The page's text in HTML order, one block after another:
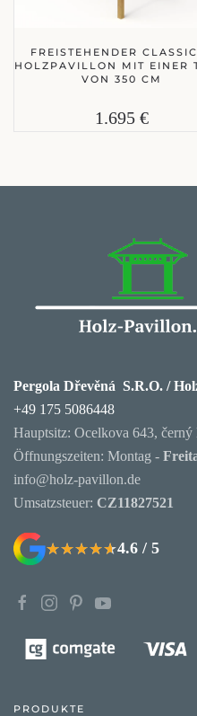
FREISTEHENDER
HOLZPAVILLON MIT EINER
VON 350 CM
1.695 €
Pergola Dřevěná S.R.O. /
+49 175 5086448
Hauptsitz: Ocelkova 643,
Öffnungszeiten: Montag -
info@holz-pavillon.de
Umsatzsteuer: CZ11827521
★★★★★
★★★★★4.6 / 5
PRODUKTE